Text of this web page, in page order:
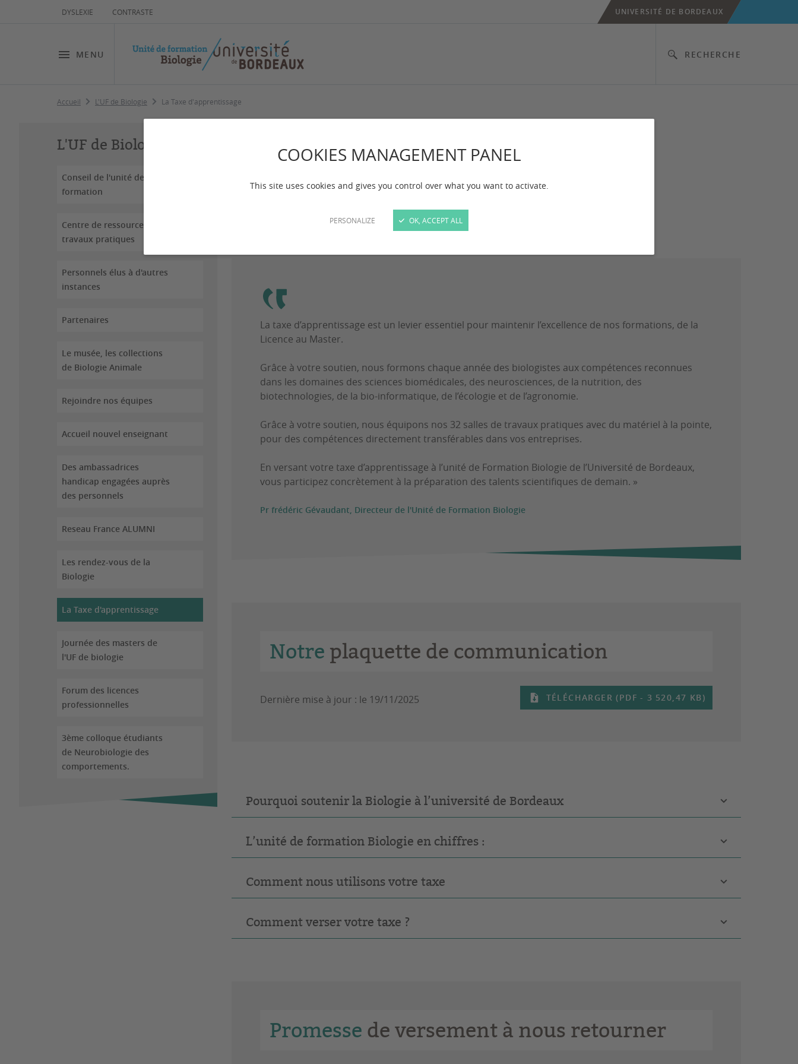
COOKIES MANAGEMENT PANEL
This site uses cookies and gives you control over what you want to activate.
PERSONALIZE OK, ACCEPT ALL
DYSLEXIE CONTRASTE
MENU RECHERCHE
UNIVERSITÉ DE BORDEAUX
Accueil L'UF de Biologie La Taxe d'apprentissage
L'UF de Biologie
Conseil de l'unité de
formation
Centre de ressources des
travaux pratiques
Personnels élus à d'autres
instances
Partenaires
Le musée, les collections
de Biologie Animale
Rejoindre nos équipes
Accueil nouvel enseignant
Des ambassadrices
handicap engagées auprès
des personnels
Reseau France ALUMNI
Les rendez-vous de la
Biologie
La Taxe d'apprentissage
Journée des masters de
l'UF de biologie
Forum des licences
professionnelles
3ème colloque étudiants
de Neurobiologie des
comportements.
Dernière mise à jour : le 19/11/2025
Investissons ensemble dans la qualité de nos formations
La taxe d’apprentissage est un levier essentiel pour maintenir l’excellence de nos formations, de la
Licence au Master.
Grâce à votre soutien, nous formons chaque année des biologistes aux compétences reconnues
dans les domaines des sciences biomédicales, des neurosciences, de la nutrition, des
biotechnologies, de la bio-informatique, de l’écologie et de l’agronomie.
Grâce à votre soutien, nous équipons nos 32 salles de travaux pratiques avec du matériel à la pointe,
pour des compétences directement transférables dans vos entreprises.
En versant votre taxe d’apprentissage à l’unité de Formation Biologie de l’Université de Bordeaux,
vous participez concrètement à la préparation des talents scientifiques de demain. »
Pr frédéric Gévaudant, Directeur de l'Unité de Formation Biologie
Notre plaquette de communication
Dernière mise à jour : le 19/11/2025 TÉLÉCHARGER (PDF - 3 520,47 KB)
Pourquoi soutenir la Biologie à l’université de Bordeaux
L’unité de formation Biologie en chiffres :
Comment nous utilisons votre taxe
Comment verser votre taxe ?
Promesse de versement à nous retourner